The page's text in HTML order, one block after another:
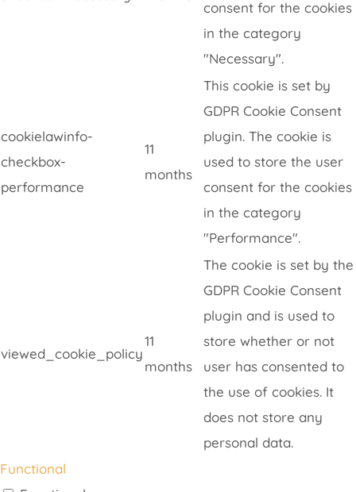
consent for the cookies
in the category
"Necessary".
cookielawinfo-
checkbox-
performance
11
months
This cookie is set by
GDPR Cookie Consent
plugin. The cookie is
used to store the user
consent for the cookies
in the category
"Performance".
viewed_cookie_policy
11
months
The cookie is set by the
GDPR Cookie Consent
plugin and is used to
store whether or not
user has consented to
the use of cookies. It
does not store any
personal data.
Functional